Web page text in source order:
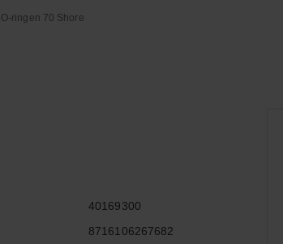
O-ringen 70 Shore
40169300
8716106267682